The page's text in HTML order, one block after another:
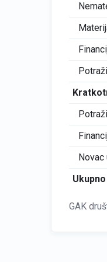
Novac
GAK